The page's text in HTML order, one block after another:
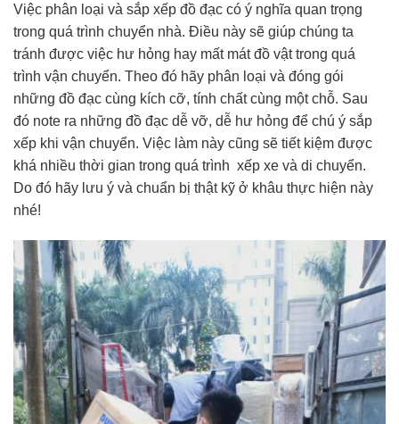
Việc phân loại và sắp xếp đồ đạc có ý nghĩa quan trọng
trong quá trình chuyển nhà. Điều này sẽ giúp chúng ta
tránh được việc hư hỏng hay mất mát đồ vật trong quá
trình vận chuyển. Theo đó hãy phân loại và đóng gói
những đồ đạc cùng kích cỡ, tính chất cùng một chỗ. Sau
đó note ra những đồ đạc dễ vỡ, dễ hư hỏng để chú ý sắp
xếp khi vận chuyển. Việc làm này cũng sẽ tiết kiệm được
khá nhiều thời gian trong quá trình xếp xe và di chuyển.
Do đó hãy lưu ý và chuẩn bị thật kỹ ở khâu thực hiện này
nhé!